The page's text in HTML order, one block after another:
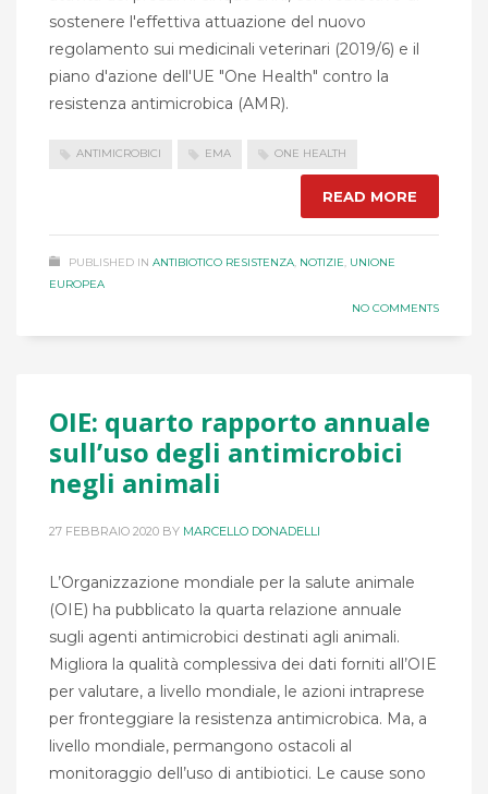
sostenere l'effettiva attuazione del nuovo
regolamento sui medicinali veterinari (2019/6) e il
piano d'azione dell'UE "One Health" contro la
resistenza antimicrobica (AMR).
ANTIMICROBICI EMA ONE HEALTH
READ MORE
PUBLISHED IN ANTIBIOTICO RESISTENZA, NOTIZIE, UNIONE
EUROPEA
NO COMMENTS
OIE: quarto rapporto annuale
sull’uso degli antimicrobici
negli animali
27 FEBBRAIO 2020 BY MARCELLO DONADELLI
L’Organizzazione mondiale per la salute animale
(OIE) ha pubblicato la quarta relazione annuale
sugli agenti antimicrobici destinati agli animali.
Migliora la qualità complessiva dei dati forniti all’OIE
per valutare, a livello mondiale, le azioni intraprese
per fronteggiare la resistenza antimicrobica. Ma, a
livello mondiale, permangono ostacoli al
monitoraggio dell’uso di antibiotici. Le cause sono